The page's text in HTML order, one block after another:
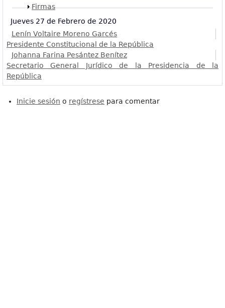
Mostrar
Firmas
Jueves 27 de Febrero de 2020
Lenín Voltaire Moreno Garcés
Presidente Constitucional de la República
Johanna Farina Pesántez Benítez
Secretario General Jurídico de la Presidencia de la
República
Inicie sesión o regístrese para comentar